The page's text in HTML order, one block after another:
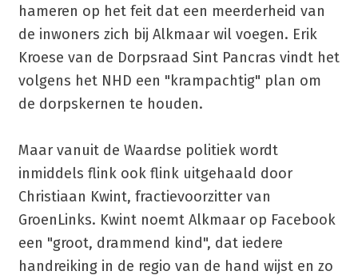
hameren op het feit dat een meerderheid van
de inwoners zich bij Alkmaar wil voegen. Erik
Kroese van de Dorpsraad Sint Pancras vindt het
volgens het NHD een "krampachtig" plan om
de dorpskernen te houden.
Maar vanuit de Waardse politiek wordt
inmiddels flink ook flink uitgehaald door
Christiaan Kwint, fractievoorzitter van
GroenLinks. Kwint noemt Alkmaar op Facebook
een "groot, drammend kind", dat iedere
handreiking in de regio van de hand wijst en zo